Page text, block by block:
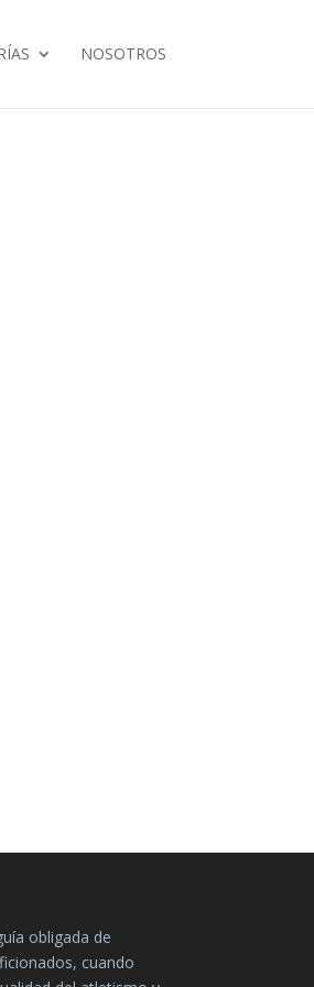
NOSOTROS
obligada de
cuando